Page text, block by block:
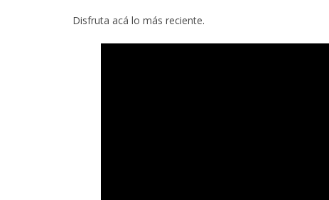
Disfruta acá lo más reciente.